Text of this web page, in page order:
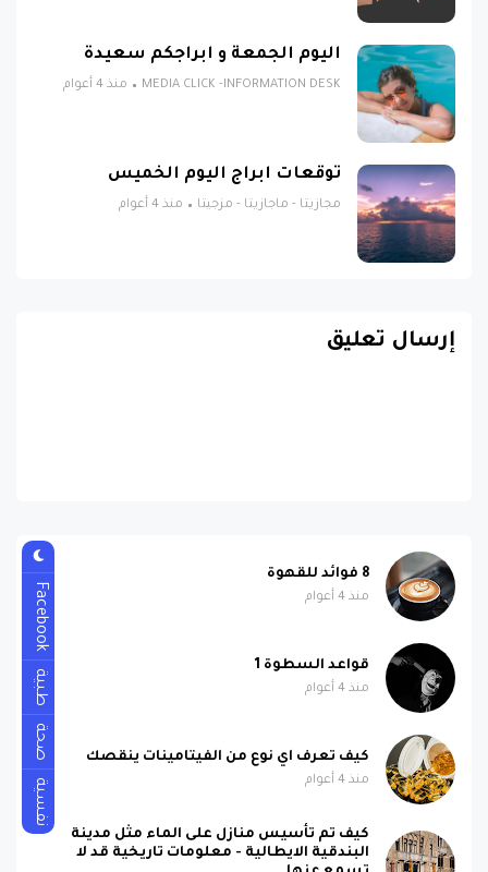
اليوم الجمعة و ابراجكم سعيدة
MEDIA CLICK -INFORMATION DESK منذ 4 أعوام
توقعات ابراج اليوم الخميس
مجازيتا - ماجازيتا - مزجيتا منذ 4 أعوام
إرسال تعليق
8 فوائد للقهوة
منذ 4 أعوام
قواعد السطوة 1
منذ 4 أعوام
كيف تعرف اي نوع من الفيتامينات ينقصك
منذ 4 أعوام
كيف تم تأسيس منازل على الماء مثل مدينة
البندقية الايطالية - معلومات تاريخية قد لا
Facebook
طبية
صحة
نفسية